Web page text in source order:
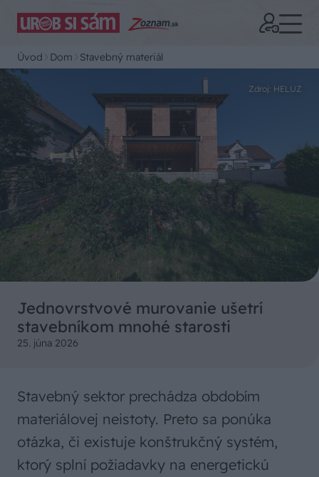
Úvod Dom Stavebný materiál
Zdroj: HELUZ
Jednovrstvové murovanie ušetrí
stavebníkom mnohé starosti
25. júna 2026
Stavebný sektor prechádza obdobím
materiálovej neistoty. Preto sa ponúka
otázka, či existuje konštrukčný systém,
ktorý splní požiadavky na energetickú